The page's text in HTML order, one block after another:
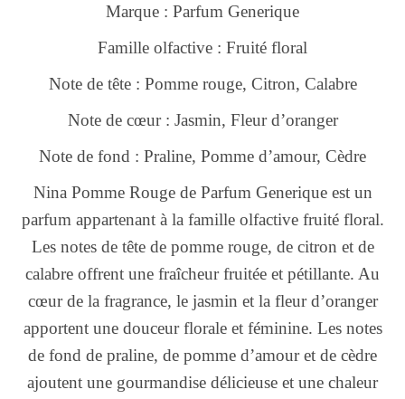
Marque : Parfum Generique
Famille olfactive : Fruité floral
Note de tête : Pomme rouge, Citron, Calabre
Note de cœur : Jasmin, Fleur d’oranger
Note de fond : Praline, Pomme d’amour, Cèdre
Nina Pomme Rouge de Parfum Generique est un
parfum appartenant à la famille olfactive fruité floral.
Les notes de tête de pomme rouge, de citron et de
calabre offrent une fraîcheur fruitée et pétillante. Au
cœur de la fragrance, le jasmin et la fleur d’oranger
apportent une douceur florale et féminine. Les notes
de fond de praline, de pomme d’amour et de cèdre
ajoutent une gourmandise délicieuse et une chaleur